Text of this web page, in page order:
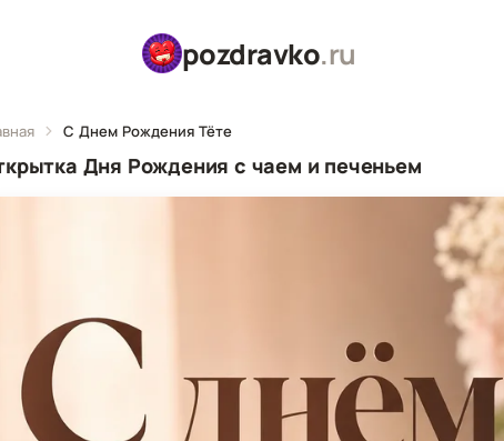
pozdravko.ru
С Днем Рождения Тёте
Дня Рождения с чаем и печеньем